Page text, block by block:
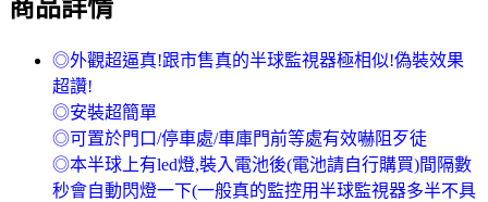
商品詳情
◎外觀超逼真!跟市售真的半球監視器極相似!偽裝效果
超讚!
◎安裝超簡單
◎可置於門口/停車處/車庫門前等處有效嚇阻歹徒
◎本半球上有led燈,裝入電池後(電池請自行購買)間隔數
秒會自動閃燈一下(一般真的監控用半球監視器多半不具